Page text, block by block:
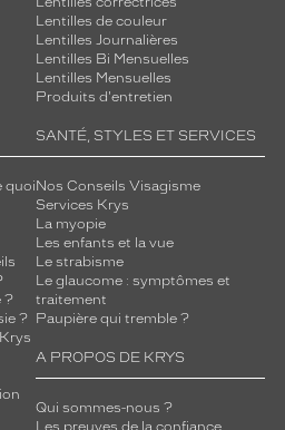
Lentilles de couleur
Lentilles Journalières
Lentilles Bi Mensuelles
Lentilles Mensuelles
Produits d'entretien
quoi
?
?
SANTÉ, STYLES ET SERVICES
Nos Conseils Visagisme
Services Krys
La myopie
Les enfants et la vue
Le strabisme
Le glaucome : symptômes et
traitement
Paupière qui tremble ?
A PROPOS DE KRYS
Qui sommes-nous ?
Les preuves de la confiance